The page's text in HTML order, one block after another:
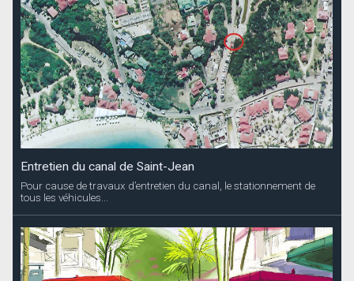
Entretien du canal de Saint-Jean
Pour cause de travaux d’entretien du canal, le stationnement de
tous les véhicules...